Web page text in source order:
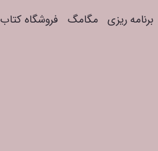
برنامه ریزی مگامگ فروشگاه کتاب